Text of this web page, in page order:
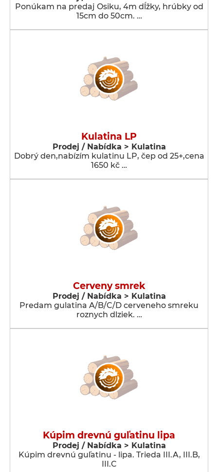
Ponúkam na predaj Osiku, 4m dĺžky, hrúbky od
15cm do 50cm. …
Kulatina LP
Prodej / Nabídka > Kulatina
Dobrý den,nabízím kulatinu LP, čep od 25+,cena
1650 kč …
Cerveny smrek
Prodej / Nabídka > Kulatina
Predam gulatina A/B/C/D cerveneho smreku
roznych dlziek. …
Kúpim drevnú guľatinu lipa
Prodej / Nabídka > Kulatina
Kúpim drevnú guľatinu - lipa. Trieda III.A, III.B,
III.C